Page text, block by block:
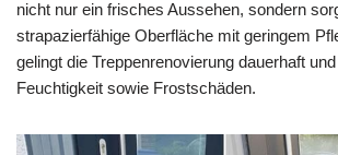
nicht nur ein frisches Aussehen, sondern
strapazierfähige Oberfläche mit geringem
gelingt die Treppenrenovierung dauerhaft
Feuchtigkeit sowie Frostschäden.